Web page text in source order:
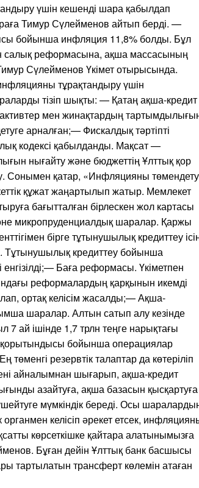
үшін кешенді шара қабылдап
Тимур Сүлейменов айтып берді. —
бойынша инфляция 11,8% болды. Бұл
салық реформасына, ақша массасының
Сүлейменов Үкімет отырысында.
тұрақтандыру үшін
тізіп шықты: — Қатаң ақша-кредит
активтер мен жинақтардың
арналған;— Фискалдық тәртіпті
кодексі қабылданды. Мақсат —
нығайту және бюджеттің Ұлттық қор
Сонымен қатар, «Инфляцияны төмендету
құжат жаңартылып жатыр. Мемлекет
бағытталған бірлескен жол картасы
микропруденциалдық шаралар. Қаржы
бірге тұтынушылық кредиттеу
Тұтынушылық кредиттеу бойынша
Баға реформасы. Үкіметпен
реформалардың қарқынын икемді
ортақ келісім жасалды;— Ақша-
шаралар. Алтын сатып алу кезінде
ай ішінде 1,7 трлн теңге нарықтағы
бойынша операциялар
төменгі резервтік талаптар да көтеріліп
айналымнан шығарып, ақша-кредит
азайтуға, ақша базасын қысқартуға
мүмкіндік береді. Осы
келісіп әрекет етсек,
көрсеткішке қайтара алатынымызға
Бұған дейін Ұлттық банк басшысы
тартылатын трансферт көлемін атаған